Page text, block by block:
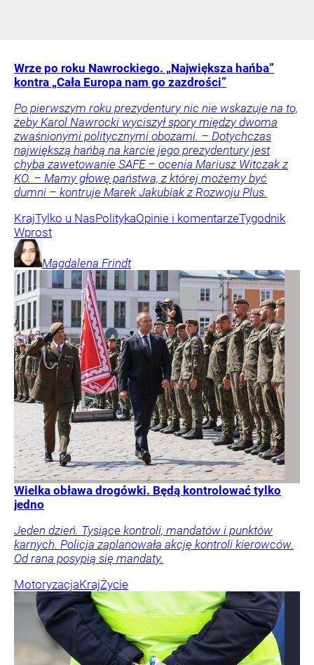
Wrze po roku Nawrockiego. „Największa hańba”
kontra „Cała Europa nam go zazdrości”
Po pierwszym roku prezydentury nic nie wskazuje na to,
żeby Karol Nawrocki wyciszył spory między dwoma
zwaśnionymi politycznymi obozami. – Dotychczas
największą hańbą na karcie jego prezydentury jest
chyba zawetowanie SAFE – ocenia Mariusz Witczak z
KO. – Mamy głowę państwa, z której możemy być
dumni – kontruje Marek Jakubiak z Rozwoju Plus.
KrajTylko u NasPolitykaOpinie i komentarzeTygodnik
Wprost
Magdalena Frindt
Wielka obława drogówki. Będą kontrolować tylko
jedno
Jeden dzień. Tysiące kontroli, mandatów i punktów
karnych. Policja zaplanowała akcję kontroli kierowców.
Od rana posypią się mandaty.
MotoryzacjaKrajŻycie